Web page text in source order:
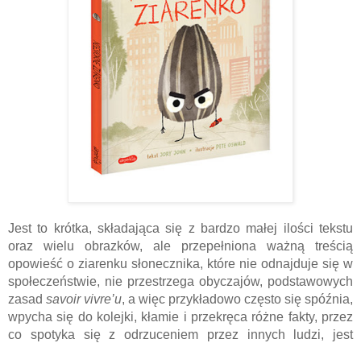
Jest to krótka, składająca się z bardzo małej ilości tekstu
oraz wielu obrazków, ale przepełniona ważną treścią
opowieść o ziarenku słonecznika, które nie odnajduje się w
społeczeństwie, nie przestrzega obyczajów, podstawowych
zasad savoir vivre’u, a więc przykładowo często się spóźnia,
wpycha się do kolejki, kłamie i przekręca różne fakty, przez
co spotyka się z odrzuceniem przez innych ludzi, jest